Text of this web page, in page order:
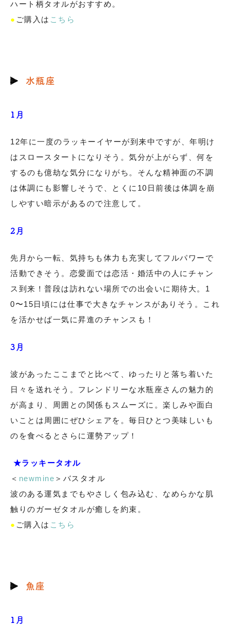
ハート柄タオルがおすすめ。
● ご購入は こちら
水瓶座
1月
12年に一度のラッキーイヤーが到来中ですが、年明け
はスロースタートになりそう。気分が上がらず、何を
するのも億劫な気分になりがち。そんな精神面の不調
は体調にも影響しそうで、とくに10日前後は体調を崩
しやすい暗示があるので注意して。
2月
先月から一転、気持ちも体力も充実してフルパワーで
活動できそう。恋愛面では恋活・婚活中の人にチャン
ス到来！普段は訪れない場所での出会いに期待大。1
0〜15日頃には仕事で大きなチャンスがありそう。これ
を活かせば一気に昇進のチャンスも！
3月
波があったここまでと比べて、ゆったりと落ち着いた
日々を送れそう。フレンドリーな水瓶座さんの魅力的
が高まり、周囲との関係もスムーズに。楽しみや面白
いことは周囲にぜひシェアを。毎日ひとつ美味しいも
のを食べるとさらに運勢アップ！
★ラッキータオル
＜ newmine ＞バスタオル
波のある運気までもやさしく包み込む、なめらかな肌
触りのガーゼタオルが癒しを約束。
● ご購入は こちら
魚座
1月